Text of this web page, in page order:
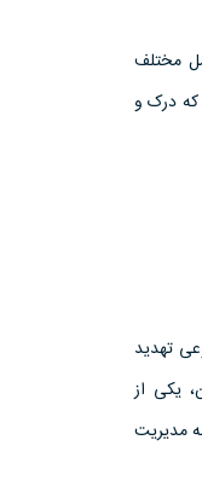
مختلف
که درک و
تهدید
یکی از
مدیریت